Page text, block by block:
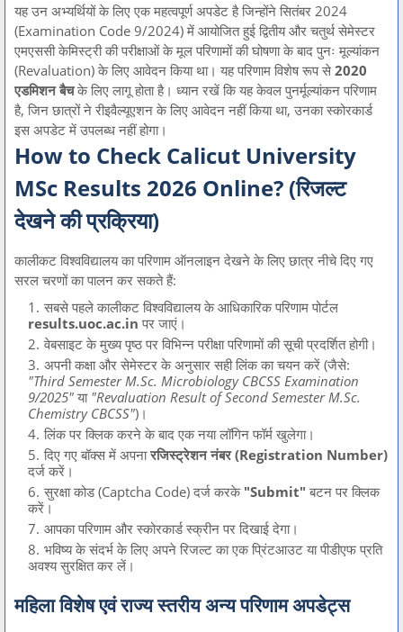
यह उन अभ्यर्थियों के लिए एक महत्वपूर्ण अपडेट है जिन्होंने सितंबर 2024
(Examination Code 9/2024) में आयोजित हुई द्वितीय और चतुर्थ सेमेस्टर
एमएससी केमिस्ट्री की परीक्षाओं के मूल परिणामों की घोषणा के बाद पुनः मूल्यांकन
(Revaluation) के लिए आवेदन किया था। यह परिणाम विशेष रूप से 2020
एडमिशन बैचके लिए लागू होता है। ध्यान रखें कि यह केवल पुनर्मूल्यांकन परिणाम
है, जिन छात्रों ने रीइवैल्यूएशन के लिए आवेदन नहीं किया था, उनका स्कोरकार्ड
इस अपडेट में उपलब्ध नहीं होगा।
How to Check Calicut University
MSc Results 2026 Online? (रिजल्ट
देखने की प्रक्रिया)
कालीकट विश्वविद्यालय का परिणाम ऑनलाइन देखने के लिए छात्र नीचे दिए गए
सरल चरणों का पालन कर सकते हैं:
सबसे पहले कालीकट विश्वविद्यालय के आधिकारिक परिणाम पोर्टल
results.uoc.ac.in पर जाएं।
वेबसाइट के मुख्य पृष्ठ पर विभिन्न परीक्षा परिणामों की सूची प्रदर्शित होगी।
अपनी कक्षा और सेमेस्टर के अनुसार सही लिंक का चयन करें (जैसे:
"Third Semester M.Sc. Microbiology CBCSS Examination
9/2025" या "Revaluation Result of Second Semester M.Sc.
Chemistry CBCSS")।
लिंक पर क्लिक करने के बाद एक नया लॉगिन फॉर्म खुलेगा।
दिए गए बॉक्स में अपनारजिस्ट्रेशन नंबर (Registration Number)
दर्ज करें।
सुरक्षा कोड (Captcha Code) दर्ज करके "Submit" बटन पर क्लिक
करें।
आपका परिणाम और स्कोरकार्ड स्क्रीन पर दिखाई देगा।
भविष्य के संदर्भ के लिए अपने रिजल्ट का एक प्रिंटआउट या पीडीएफ प्रति
अवश्य सुरक्षित कर लें।
महिला विशेष एवं राज्य स्तरीय अन्य परिणाम अपडेट्स